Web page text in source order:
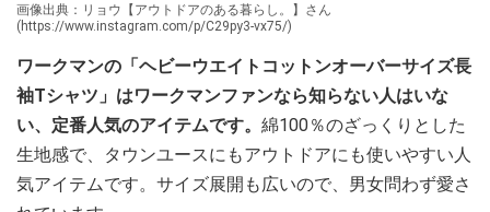
画像出典：リョウ【アウトドアのある暮らし。】さん
(https://www.instagram.com/p/C29py3-vx75/)
ワークマンの「ヘビーウエイトコットンオーバーサイズ長
袖Tシャツ」はワークマンファンなら知らない人はいな
い、定番人気のアイテムです。 綿100％のざっくりとした
生地感で、タウンユースにもアウトドアにも使いやすい人
気アイテムです。サイズ展開も広いので、男女問わず愛さ